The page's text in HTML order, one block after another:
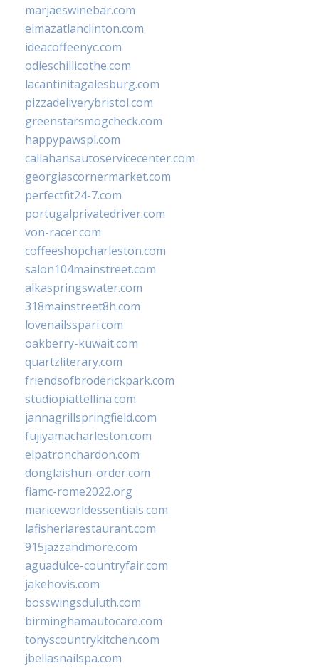
marjaeswinebar.com
elmazatlanclinton.com
ideacoffeenyc.com
odieschillicothe.com
lacantinitagalesburg.com
pizzadeliverybristol.com
greenstarsmogcheck.com
happypawspl.com
callahansautoservicecenter.com
georgiascornermarket.com
perfectfit24-7.com
portugalprivatedriver.com
von-racer.com
coffeeshopcharleston.com
salon104mainstreet.com
alkaspringswater.com
318mainstreet8h.com
lovenailsspari.com
oakberry-kuwait.com
quartzliterary.com
friendsofbroderickpark.com
studiopiattellina.com
jannagrillspringfield.com
fujiyamacharleston.com
elpatronchardon.com
donglaishun-order.com
fiamc-rome2022.org
mariceworldessentials.com
lafisheriarestaurant.com
915jazzandmore.com
aguadulce-countryfair.com
jakehovis.com
bosswingsduluth.com
birminghamautocare.com
tonyscountrykitchen.com
jbellasnailspa.com